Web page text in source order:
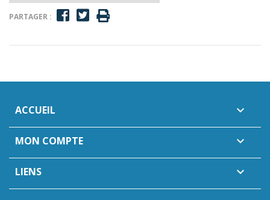
PARTAGER :
ACCUEIL 
MON COMPTE 
LIENS 